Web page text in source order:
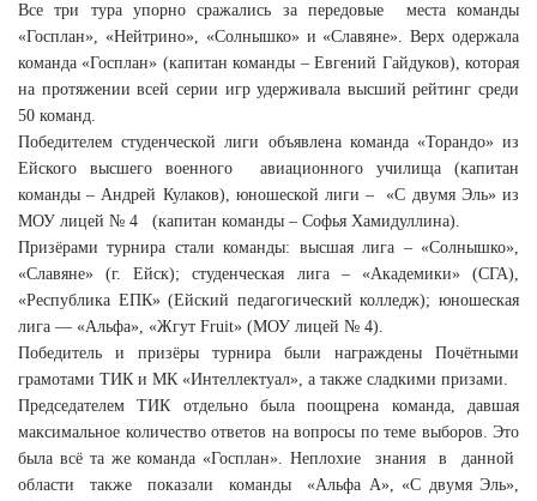
Все три тура упорно сражались за передовые места команды
«Госплан», «Нейтрино», «Солнышко» и «Славяне». Верх одержала
команда «Госплан» (капитан команды – Евгений Гайдуков), которая
на протяжении всей серии игр удерживала высший рейтинг среди
50 команд.
Победителем студенческой лиги объявлена команда «Торандо» из
Ейского высшего военного авиационного училища (капитан
команды – Андрей Кулаков), юношеской лиги – «С двумя Эль» из
МОУ лицей № 4 (капитан команды – Софья Хамидуллина).
Призёрами турнира стали команды: высшая лига – «Солнышко»,
«Славяне» (г. Ейск); студенческая лига – «Академики» (СГА),
«Республика ЕПК» (Ейский педагогический колледж); юношеская
лига — «Альфа», «Жгут Fruit» (МОУ лицей № 4).
Победитель и призёры турнира были награждены Почётными
грамотами ТИК и МК «Интеллектуал», а также сладкими призами.
Председателем ТИК отдельно была поощрена команда, давшая
максимальное количество ответов на вопросы по теме выборов. Это
была всё та же команда «Госплан». Неплохие знания в данной
области также показали команды «Альфа А», «С двумя Эль»,